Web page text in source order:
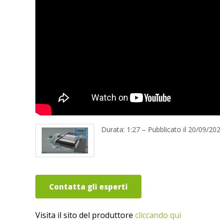
Durata: 1:27 – Pubblicato il 20/09/
Contatta gli esperti
Visita il sito del produttore cliccando qui